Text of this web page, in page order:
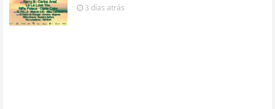
3 días atrás